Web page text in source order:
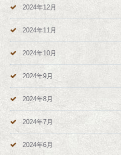
2024年12月
2024年11月
2024年10月
2024年9月
2024年8月
2024年7月
2024年6月